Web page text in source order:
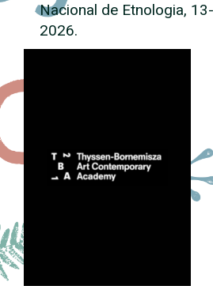
Nacional de Etnologia,
2026.